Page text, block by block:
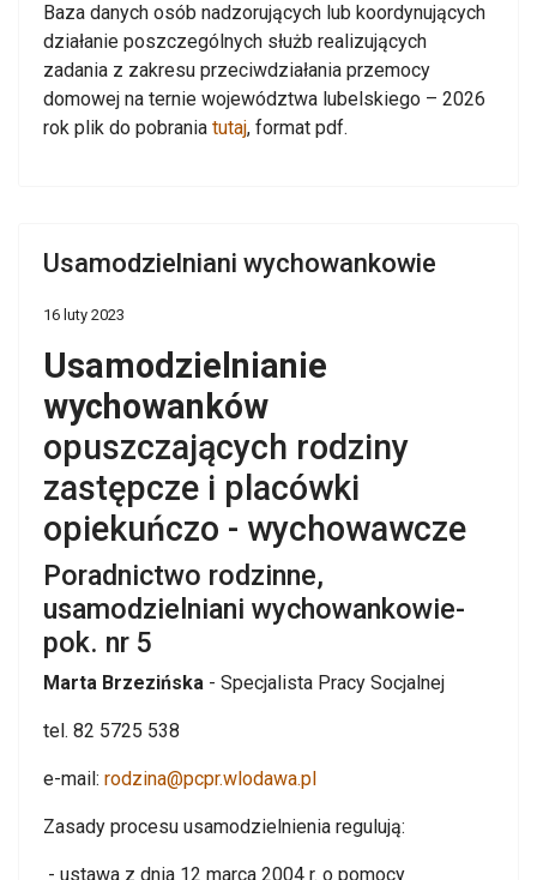
Baza danych osób nadzorujących lub koordynujących
działanie poszczególnych służb realizujących
zadania z zakresu przeciwdziałania przemocy
domowej na ternie województwa lubelskiego – 2026
rok plik do pobrania tutaj, format pdf.
Usamodzielniani wychowankowie
16 luty 2023
Usamodzielnianie
wychowanków
opuszczających rodziny
zastępcze i placówki
opiekuńczo - wychowawcze
Poradnictwo rodzinne,
usamodzielniani wychowankowie-
pok. nr 5
Marta Brzezińska - Specjalista Pracy Socjalnej
tel. 82 5725 538
e-mail: rodzina@pcpr.wlodawa.pl
Zasady procesu usamodzielnienia regulują:
- ustawa z dnia 12 marca 2004 r. o pomocy